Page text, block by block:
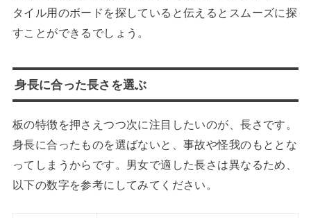
タイル用のボードを探していると伝えるとスムーズに探
すことができるでしょう。
身長に合った長さを選ぶ
板の特徴を押さえつつ次に注目したいのが、長さです。
身長に合ったものを選ばないと、事故や怪我のもととな
ってしまうからです。男女で適した長さは異なるため、
以下の数字を参考にしてみてください。